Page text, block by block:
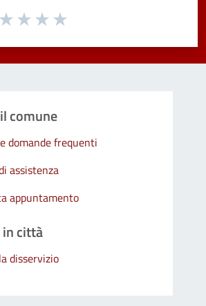
la pagina
comune
domande frequenti
assistenza
appuntamento
città
disservizio